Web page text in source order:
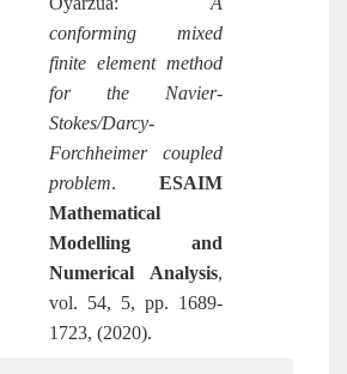
conforming mixed
finite element method
for the Navier-
Stokes/Darcy-
Forchheimer coupled
problem.ESAIM
Mathematical
Modelling and
Numerical Analysis,
vol. 54, 5, pp. 1689-
1723, (2020).